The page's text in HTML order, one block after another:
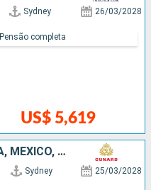
Sydney 26/03/2028
US$ 5,619
Pensão completa
AUSTRÁLIA, TONGA, FRANCIA, MÉXICO, COSTA RICA, PANAMÁ, ARUBA, ESTADOS UNIDOS
Sydney 25/03/2028